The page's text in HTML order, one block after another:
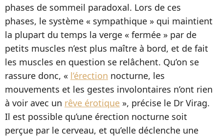
phases de sommeil paradoxal. Lors de ces
phases, le système « sympathique » qui maintient
la plupart du temps la verge « fermée » par de
petits muscles n’est plus maître à bord, et de fait
les muscles en question se relâchent. Qu’on se
rassure donc, « l’érection nocturne, les
mouvements et les gestes involontaires n’ont rien
à voir avec un rêve érotique », précise le Dr Virag.
Il est possible qu’une érection nocturne soit
perçue par le cerveau, et qu’elle déclenche une